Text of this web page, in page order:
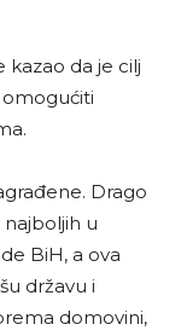
kazao da je cilj
omogućiti
Drago
najboljih u
BiH, a ova
državu i
domovini,